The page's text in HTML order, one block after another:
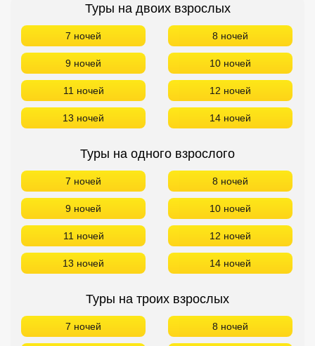
Туры на двоих взрослых
7 ночей 8 ночей
9 ночей 10 ночей
11 ночей 12 ночей
13 ночей 14 ночей
Туры на одного взрослого
7 ночей 8 ночей
9 ночей 10 ночей
11 ночей 12 ночей
13 ночей 14 ночей
Туры на троих взрослых
7 ночей 8 ночей